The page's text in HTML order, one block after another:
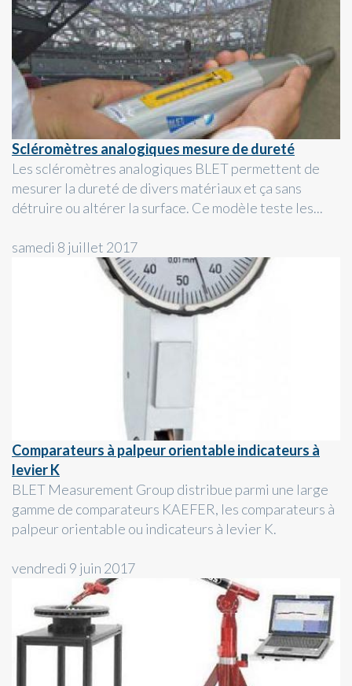
Scléromètres analogiques mesure de dureté
Les scléromètres analogiques BLET permettent de
mesurer la dureté de divers matériaux et ça sans
détruire ou altérer la surface. Ce modèle teste les...
samedi 8 juillet 2017
Comparateurs à palpeur orientable indicateurs à
levier K
BLET Measurement Group distribue parmi une large
gamme de comparateurs KAEFER, les comparateurs à
palpeur orientable ou indicateurs à levier K.
vendredi 9 juin 2017